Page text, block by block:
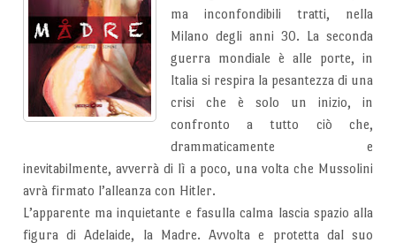
ma inconfondibili tratti, nella
Milano degli anni 30. La seconda
guerra mondiale è alle porte, in
Italia si respira la pesantezza di una
crisi che è solo un inizio, in
confronto a tutto ciò che,
drammaticamente e
inevitabilmente, avverrà di lì a poco, una volta che Mussolini
avrà firmato l’alleanza con Hitler.
L’apparente ma inquietante e fasulla calma lascia spazio alla
figura di Adelaide, la Madre. Avvolta e protetta dal suo